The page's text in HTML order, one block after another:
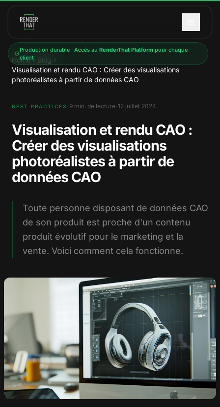
Production durable · Accès au RenderThat Platformpour chaque
client
Home
Blog
Visualisation et rendu CAO : Créer des visualisations
photoréalistes à partir de données CAO
BEST PRACTICES · 9 min. de lecture· 12 juillet 2024
Visualisation et rendu CAO :
Créer des visualisations
photoréalistes à partir de
données CAO
Toute personne disposant de données CAO
de son produit est proche d'un contenu
produit évolutif pour le marketing et la
vente. Voici comment cela fonctionne.